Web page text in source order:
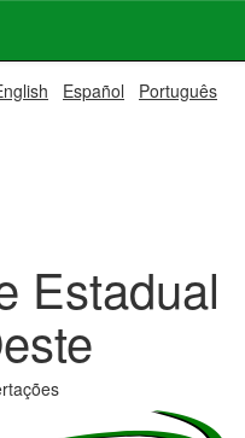
Español Português
Estadual